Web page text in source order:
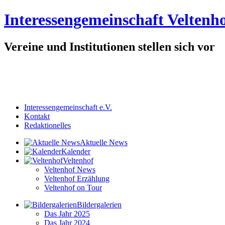
Interessengemeinschaft
Vereine und Institutionen stellen sich vor
Interessengemeinschaft e.V.
Kontakt
Redaktionelles
Aktuelle News
Kalender
Veltenhof
Veltenhof News
Veltenhof Erzählung
Veltenhof on Tour
Bildergalerien
Das Jahr 2025
Das Jahr 2024